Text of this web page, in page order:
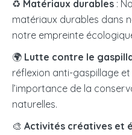
♻️ Matériaux durables :
matériaux durables dans
notre empreinte
🌍 Lutte contre le
réflexion anti-gaspillage
l’importance de la
naturelles.
🎨 Activités créatives et